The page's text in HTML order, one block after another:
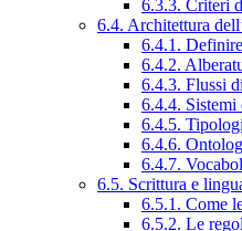
6.3.3. Criteri
6.4. Architettura
6.4.1.
6.4.2.
6.4.3. Flussi
6.4.4.
6.4.5.
6.4.6.
6.4.7.
6.5. Scrittura e
6.5.1. Come
6.5.2. Le